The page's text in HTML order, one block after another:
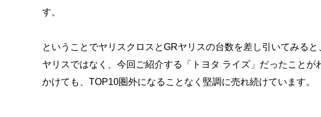
す。
ということでヤリスクロスとGRヤリスの台数を差し引いてみる
ヤリスではなく、今回ご紹介する「トヨタ ライズ」だったこと
かけても、TOP10圏外になることなく堅調に売れ続けています。